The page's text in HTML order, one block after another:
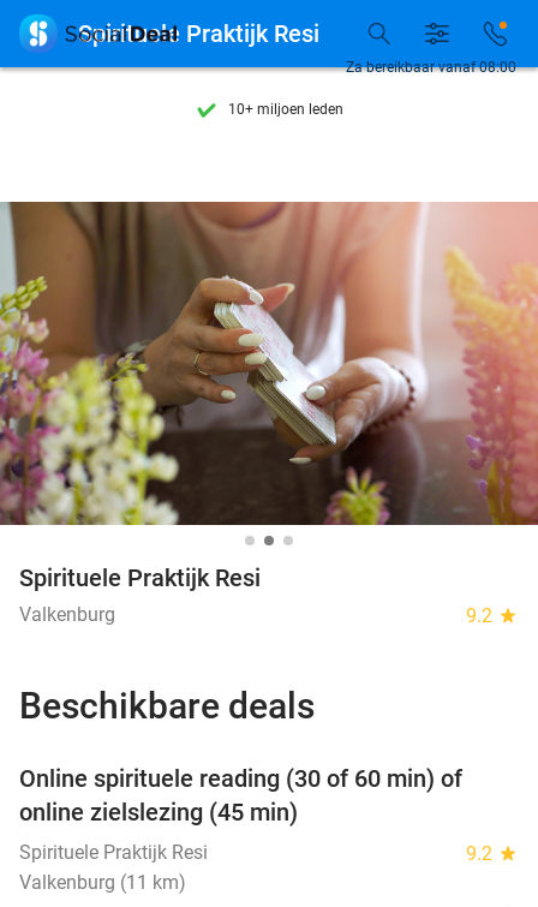
7 dagen per week beschikbaar
10+ miljoen leden
7 dagen per week beschikbaar
10+ miljoen leden
Za bereikbaar vanaf 08:00
 Spirituele Praktijk Resi
Spirituele Praktijk Resi
Valkenburg 9.2 star
Beschikbare deals
Online spirituele reading (30 of 60 min) of
online zielslezing (45 min)
Spirituele Praktijk Resi 9.2 star
Valkenburg (11 km)